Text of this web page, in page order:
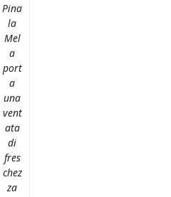
Pina
la
Mel
a
port
a
una
vent
ata
di
fres
chez
za